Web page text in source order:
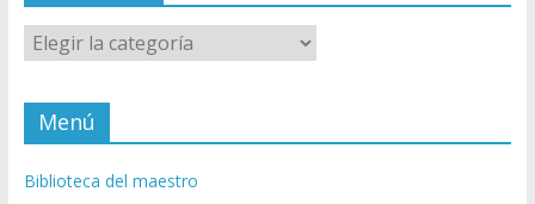
Categorías
Menú
Biblioteca del maestro